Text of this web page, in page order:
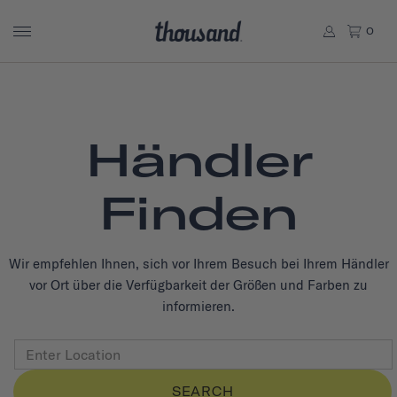
0
Händler
Finden
Wir empfehlen Ihnen, sich vor Ihrem Besuch bei Ihrem Händler
vor Ort über die Verfügbarkeit der Größen und Farben zu
informieren.
SEARCH